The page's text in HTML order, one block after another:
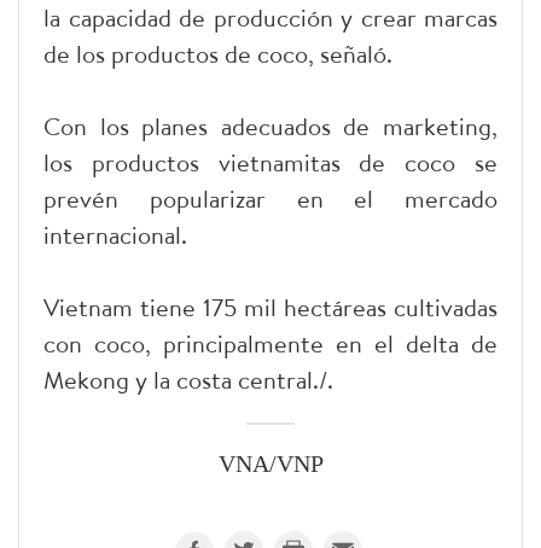
la capacidad de producción y crear marcas
de los productos de coco, señaló.
Con los planes adecuados de marketing,
los productos vietnamitas de coco se
prevén popularizar en el mercado
internacional.
Vietnam tiene 175 mil hectáreas cultivadas
con coco, principalmente en el delta de
Mekong y la costa central./.
VNA/VNP